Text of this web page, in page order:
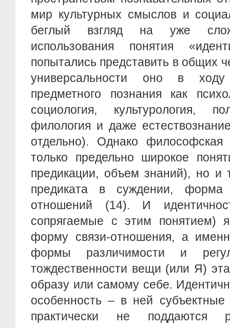
мир культурных смыслов и
беглый взгляд на уже
использования понятия
попытались представить в общих
универсальности оно в
предметного познания как
социология, культурология,
филология и даже
отдельно). Однако
только предельно широкое
предикации, объем знаний), но и
предиката в суждении, форма
отношений (14). И
сопрягаемые с этим понятием)
форму связи-отношения, а
формы различимости и
тождественности вещи (или Я)
образу или самому себе.
особенность – в ней
практически не поддаются